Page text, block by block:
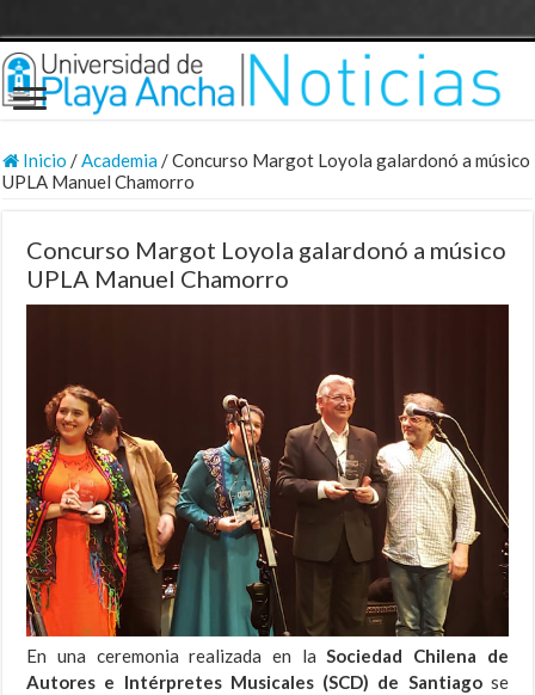
Inicio /Academia/Concurso Margot Loyola galardonó a músico
UPLA Manuel Chamorro
Concurso Margot Loyola galardonó a músico
UPLA Manuel Chamorro
En una ceremonia realizada en laSociedad Chilena de
Autores e Intérpretes Musicales (SCD) de Santiagose